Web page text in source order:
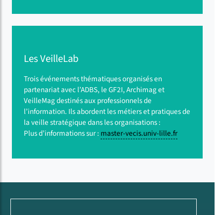
Les VeilleLab
Trois événements thématiques organisés en
partenariat avec l’ADBS, le GF2I, Archimag et
VeilleMag destinés aux professionnels de
l’information. Ils abordent les métiers et pratiques de
la veille stratégique dans les organisations :
Plus d’informations sur : master-vecis.univ-lille.fr